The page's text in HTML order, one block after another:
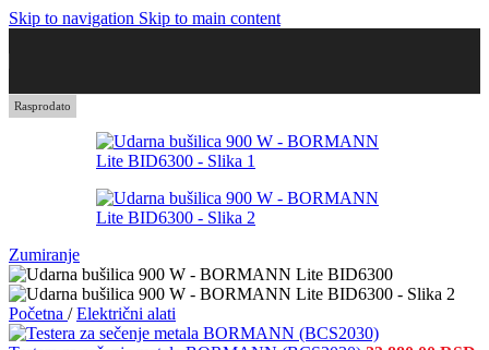
Skip to navigation Skip to main content
Rasprodato
Zumiranje
Početna / Električni alati